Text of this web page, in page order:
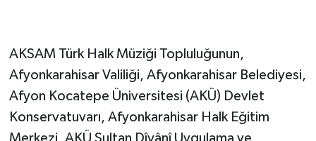
AKSAM Türk Halk Müziği Topluluğunun,
Afyonkarahisar Valiliği, Afyonkarahisar Belediyesi,
Afyon Kocatepe Üniversitesi (AKÜ) Devlet
Konservatuvarı, Afyonkarahisar Halk Eğitim
Merkezi, AKÜ Sultan Dîvânî Uygulama ve